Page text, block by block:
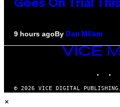
Goes On Trial
9 hours agoBy Dan Milam
VICE
MEDIA
© 2026 VICE DIGITAL
×